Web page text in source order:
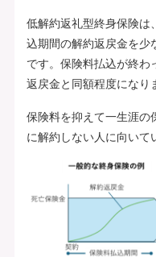
低解約返礼型終身保険は
込期間の解約返戻金を少
です。保険料払込が終わ
返戻金と同額程度になり
保険料を抑えて一生涯の
に解約しない人に向いて